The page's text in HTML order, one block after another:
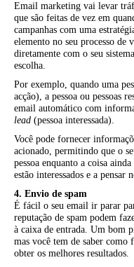
Email marketing vai levar
que são feitas de vez em
campanhas com uma
elemento no seu processo de
diretamente com o seu
escolha.
Por exemplo, quando uma
acção), a pessoa ou pessoas
email automático com
lead (pessoa interessada).
Você pode fornecer
acionado, permitindo que o
pessoa enquanto a coisa
estão interessados e a pensar
4. Envio de spam
É fácil o seu email ir parar
reputação de spam podem
à caixa de entrada. Um bom
mas você tem de saber como
obter os melhores resultados.